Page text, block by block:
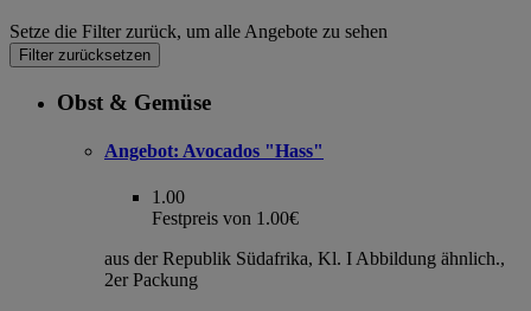
Setze die Filter zurück, um alle Angebote zu sehen
Filter zurücksetzen
Obst & Gemüse
Angebot: Avocados "Hass"
1.00
Festpreis von 1.00€
aus der Republik Südafrika, Kl. I Abbildung ähnlich.,
2er Packung